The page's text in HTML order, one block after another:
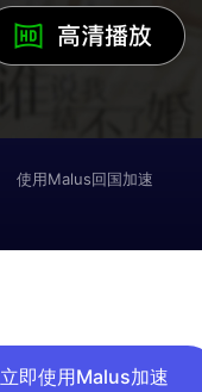
使用Malus回国加速
立即使用Malus加速